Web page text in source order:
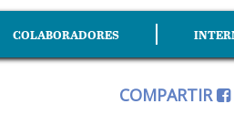
COLABORADORES
COMPARTIR